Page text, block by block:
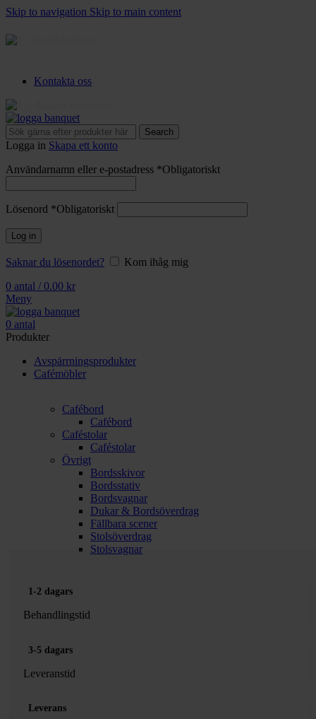
Skip to navigation Skip to main content
Kontakta oss
Search
Logga in Skapa ett konto
Användarnamn eller e-postadress *Obligatoriskt
Lösenord *Obligatoriskt
Log in
Saknar du lösenordet?
Kom ihåg mig
0 antal / 0.00 kr
Meny
0 antal
Produkter
Avspärrningsprodukter
Cafémöbler
Cafébord
Cafébord
Caféstolar
Caféstolar
Övrigt
Bordsskivor
Bordsstativ
Bordsvagnar
Dukar & Bordsöverdrag
Fällbara scener
Stolsöverdrag
Stolsvagnar
1-2 dagars
Behandlingstid
3-5 dagars
Leveranstid
Leverans